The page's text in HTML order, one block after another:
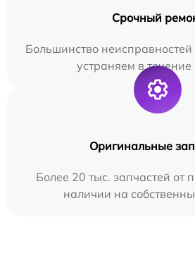
Срочный
Большинство
устраняем в течение
Оригинальные
Более 20 тыс. запчастей от
наличии на